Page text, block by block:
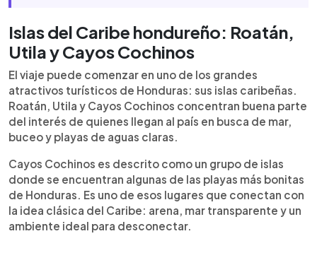
Islas del Caribe hondureño: Roatán,
Utila y Cayos Cochinos
El viaje puede comenzar en uno de los grandes
atractivos turísticos de Honduras: sus islas caribeñas.
Roatán, Utila y Cayos Cochinos concentran buena parte
del interés de quienes llegan al país en busca de mar,
buceo y playas de aguas claras.
Cayos Cochinos es descrito como un grupo de islas
donde se encuentran algunas de las playas más bonitas
de Honduras. Es uno de esos lugares que conectan con
la idea clásica del Caribe: arena, mar transparente y un
ambiente ideal para desconectar.